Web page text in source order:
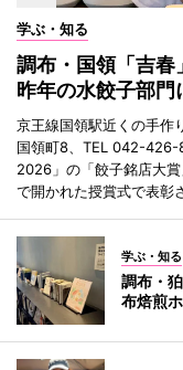
学ぶ・知る
調布・国領「吉
昨年の水餃子部門
京王線国領駅近くの手作
国領町8、TEL 042-426-
2026」の「餃子銘店大
で開かれた授賞式で表彰
学ぶ・知る
調布・
布焙煎